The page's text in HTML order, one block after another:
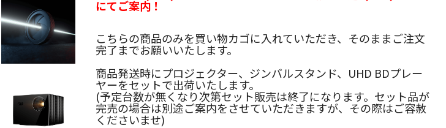
にてご案内！
こちらの商品のみを買い物カゴに入れていただき、そのままご注文
完了までお願いいたします。
商品発送時にプロジェクター、ジンバルスタンド、UHD BDプレー
ヤーをセットで出荷いたします。
(予定台数が無くなり次第セット販売は終了になります。セット品が
完売の場合は別途ご案内をさせていただきますが、その際はご容赦
くださいませ)